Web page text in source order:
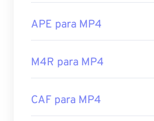
APE para MP4
M4R para MP4
CAF para MP4